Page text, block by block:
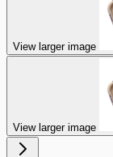
View larger image
View larger image